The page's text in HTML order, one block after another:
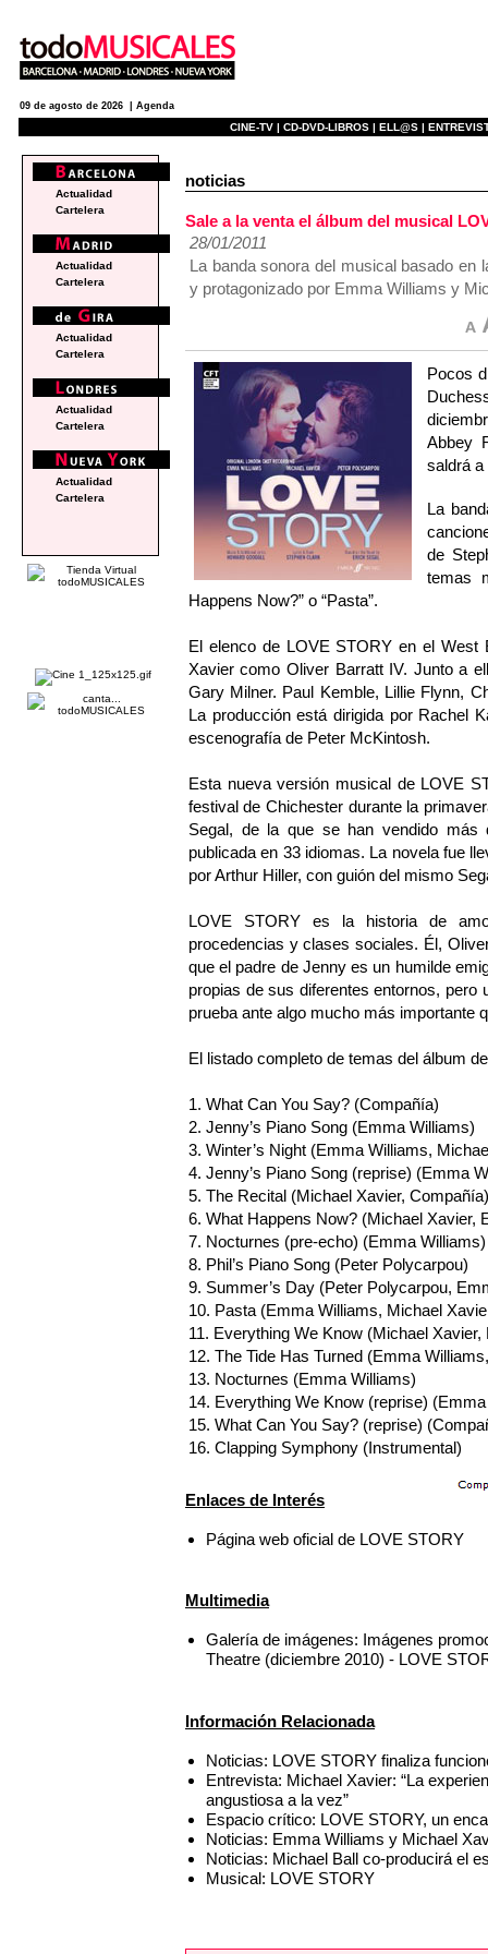
09 de agosto de 2026 | Agenda
CINE-TV | CD-DVD-LIBROS | ELL@S |
noticias
Sale a la venta el álbum del musical
28/01/2011
La banda sonora del musical basado en
y protagonizado por Emma Williams y
Pocos
Abbey
saldrá a
La
de
temas
Happens Now?” o “Pasta”.
El elenco de LOVE STORY en el
Xavier como Oliver Barratt IV. Junto a
Gary Milner. Paul Kemble, Lillie Flynn,
La producción está dirigida por Rachel
escenografía de Peter McKintosh.
Esta nueva versión musical de LOVE
festival de Chichester durante la
Segal, de la que se han vendido
publicada en 33 idiomas. La novela fue
por Arthur Hiller, con guión del mismo
LOVE STORY es la historia de
procedencias y clases sociales. Él,
que el padre de Jenny es un humilde
propias de sus diferentes entornos, pero
prueba ante algo mucho más importante
El listado completo de temas del álbum
1. What Can You Say? (Compañía)
2. Jenny’s Piano Song (Emma Williams)
3. Winter’s Night (Emma Williams,
4. Jenny’s Piano Song (reprise) (Emma
5. The Recital (Michael Xavier, Compañía)
6. What Happens Now? (Michael Xavier,
7. Nocturnes (pre-echo) (Emma Williams)
8. Phil’s Piano Song (Peter Polycarpou)
9. Summer’s Day (Peter Polycarpou,
10. Pasta (Emma Williams, Michael
11. Everything We Know (Michael
12. The Tide Has Turned (Emma
13. Nocturnes (Emma Williams)
14. Everything We Know (reprise)
15. What Can You Say? (reprise)
16. Clapping Symphony (Instrumental)
Enlaces de Interés
Página web oficial de LOVE STORY
Multimedia
Galería de imágenes: Imágenes
Theatre (diciembre 2010) - LOVE
Información Relacionada
Noticias: LOVE STORY finaliza
Entrevista: Michael Xavier: “La
angustiosa a la vez”
Espacio crítico: LOVE STORY, un
Noticias: Emma Williams y Michael
Noticias: Michael Ball co-producirá el
Musical: LOVE STORY
Actualidad
Cartelera
Actualidad
Cartelera
Actualidad
Cartelera
Actualidad
Cartelera
Actualidad
Cartelera